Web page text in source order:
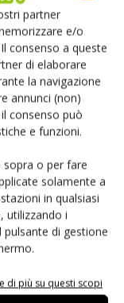
partner
e/o
consenso a queste
di elaborare
la navigazione
annunci (non)
consenso può
e funzioni.
o per fare
solamente a
in qualsiasi
utilizzando i
pulsante di gestione
di più su questi scopi